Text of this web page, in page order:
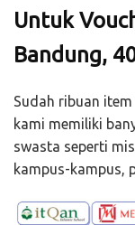
Untuk
Bandung,
Sudah ribuan
kami memiliki
swasta seperti
kampus-kampus,